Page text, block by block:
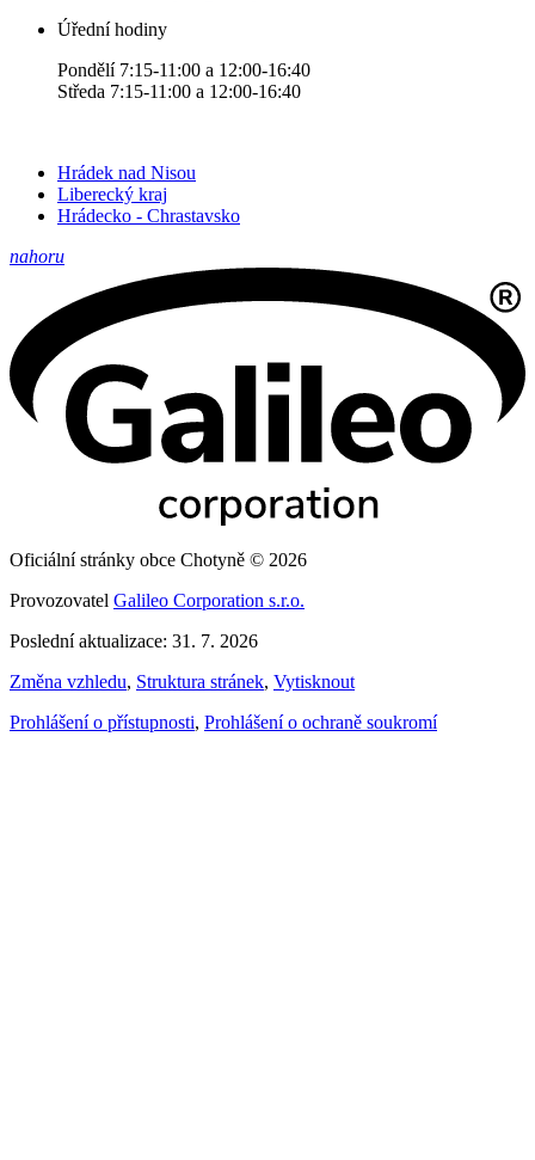
Úřední hodiny
Pondělí 7:15-11:00 a 12:00-16:40
Středa 7:15-11:00 a 12:00-16:40
Hrádek nad Nisou
Liberecký kraj
Hrádecko - Chrastavsko
nahoru
Oficiální stránky obce Chotyně © 2026
Provozovatel Galileo Corporation s.r.o.
Poslední aktualizace: 31. 7. 2026
Změna vzhledu, Struktura stránek, Vytisknout
Prohlášení o přístupnosti, Prohlášení o ochraně soukromí